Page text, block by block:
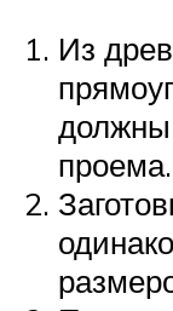
Из
должны
проема.